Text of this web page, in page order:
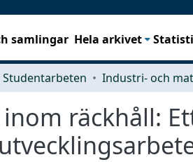
samlingar Hela arkivet
Studentarbeten
räckhåll: